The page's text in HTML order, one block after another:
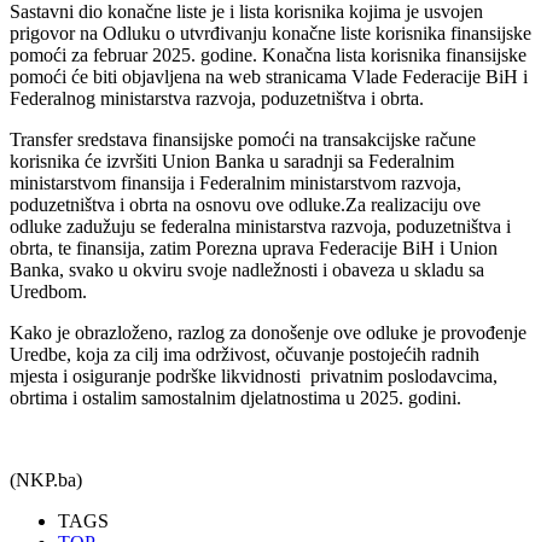
Sastavni dio konačne liste je i lista korisnika kojima je usvojen
prigovor na Odluku o utvrđivanju konačne liste korisnika finansijske
pomoći za februar 2025. godine. Konačna lista korisnika finansijske
pomoći će biti objavljena na web stranicama Vlade Federacije BiH i
Federalnog ministarstva razvoja, poduzetništva i obrta.
Transfer sredstava finansijske pomoći na transakcijske račune
korisnika će izvršiti Union Banka u saradnji sa Federalnim
ministarstvom finansija i Federalnim ministarstvom razvoja,
poduzetništva i obrta na osnovu ove odluke.Za realizaciju ove
odluke zadužuju se federalna ministarstva razvoja, poduzetništva i
obrta, te finansija, zatim Porezna uprava Federacije BiH i Union
Banka, svako u okviru svoje nadležnosti i obaveza u skladu sa
Uredbom.
Kako je obrazloženo, razlog za donošenje ove odluke je provođenje
Uredbe, koja za cilj ima održivost, očuvanje postojećih radnih
mjesta i osiguranje podrške likvidnosti privatnim poslodavcima,
obrtima i ostalim samostalnim djelatnostima u 2025. godini.
(NKP.ba)
TAGS